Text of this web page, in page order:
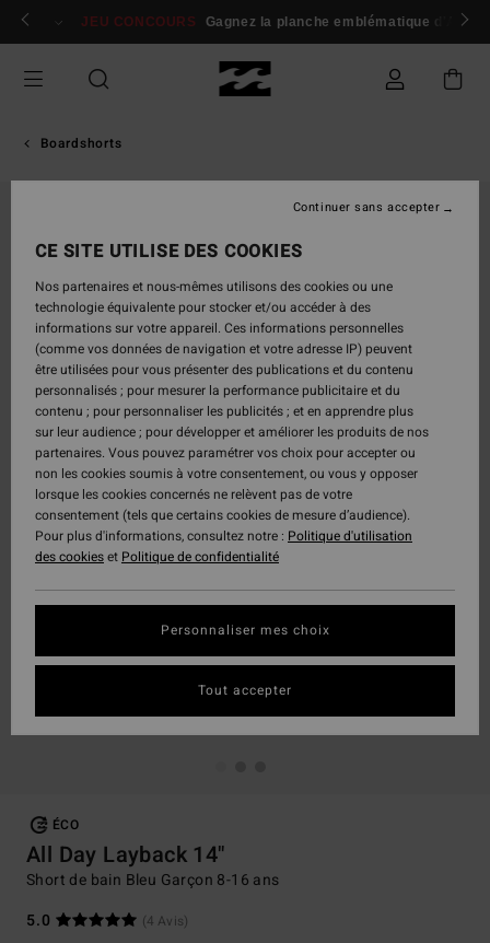
Passer
Se connecter / s'inscrire
JEU CONCOURS Gagnez la planche emblématique d'Andy
Boardshorts
ÉCO
All Day Layback 14"
Short de bain Bleu Garçon 8-16 ans
5.0
(4 Avis)
CE SITE UTILISE DES COOKIES
Nos partenaires et nous-mêmes utilisons des cookies ou une
technologie équivalente pour stocker et/ou accéder à des
informations sur votre appareil. Ces informations personnelles
(comme vos données de navigation et votre adresse IP) peuvent
être utilisées pour vous présenter des publications et du contenu
personnalisés ; pour mesurer la performance publicitaire et du
contenu ; pour personnaliser les publicités ; et en apprendre plus
sur leur audience ; pour développer et améliorer les produits de nos
partenaires. Vous pouvez paramétrer vos choix pour accepter ou
non les cookies soumis à votre consentement, ou vous y opposer
lorsque les cookies concernés ne relèvent pas de votre
consentement (tels que certains cookies de mesure d’audience).
Pour plus d'informations, consultez notre : Politique d'utilisation
des cookieset Politique de confidentialité
Personnaliser mes choix
Continuer sans accepter
Tout accepter